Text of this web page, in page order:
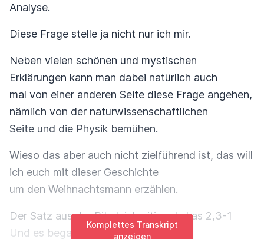
Komplettes Transkript
anzeigen
Analyse.
Diese Frage stelle ja nicht nur ich mir.
Neben vielen schönen und mystischen
Erklärungen kann man dabei natürlich auch
mal von einer anderen Seite diese Frage angehen,
nämlich von der naturwissenschaftlichen
Seite und die Physik bemühen.
Wieso das aber auch nicht zielführend ist, das will
ich euch mit dieser Geschichte
um den Weihnachtsmann erzählen.
Der Satz aus der Bibel, ich zitiere Lukas 2,3-1
Und es begab sich aber zu der Zeit,